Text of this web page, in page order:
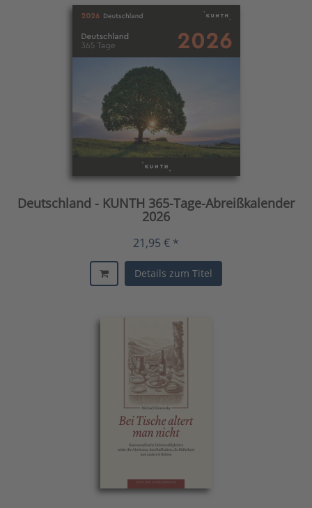
Deutschland - KUNTH 365-Tage-Abreißkalender
2026
21,95 € *
Details zum Titel